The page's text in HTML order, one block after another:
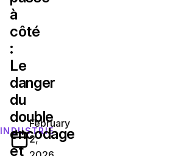
INDUSTRIE
à
côté
:
Le
danger
du
double
encodage
et
February
2,